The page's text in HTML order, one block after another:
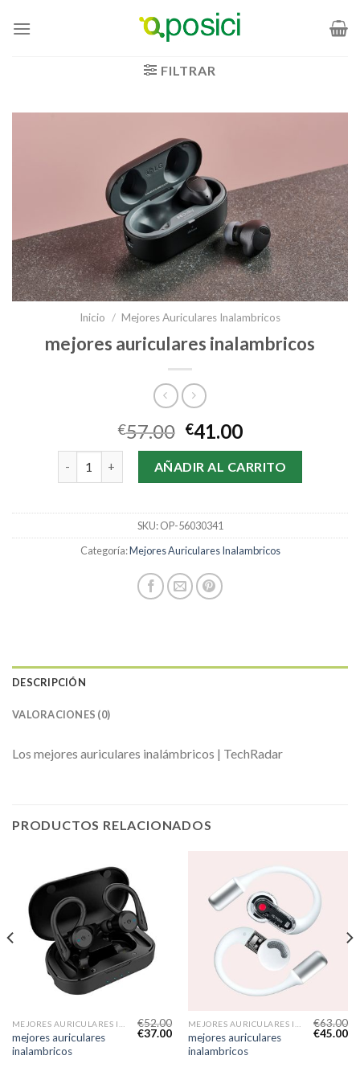
FILTRAR
Inicio / Mejores Auriculares Inalambricos
mejores auriculares inalambricos
€57.00 €41.00
mejores auriculares inalambricos cantidad
AÑADIR AL CARRITO
SKU:OP-56030341
Categoría:Mejores Auriculares Inalambricos
DESCRIPCIÓN
VALORACIONES (0)
Los mejores auriculares inalámbricos | TechRadar
PRODUCTOS RELACIONADOS
MEJORES AURICULARES INALAMBRICOS
mejores auriculares
inalambricos
€52.00
€37.00
MEJORES AURICULARES INALAMBRICOS
mejores auriculares
inalambricos
€63.00
€45.00